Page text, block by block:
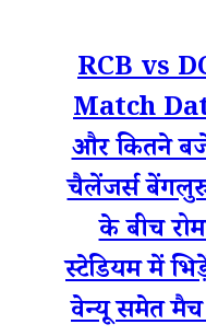
RCB vs
Match
और कितने
चैलेंजर्स
के बीच
स्टेडियम में
वेन्यू समेत मैच